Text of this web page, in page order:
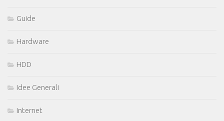
Guide
Hardware
HDD
Idee Generali
Internet